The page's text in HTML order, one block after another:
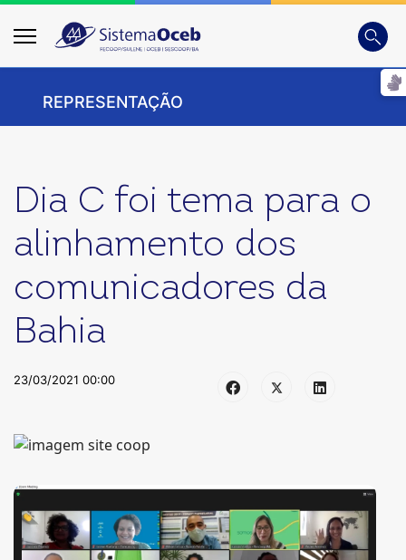
Busca
REPRESENTAÇÃO
Dia C foi tema para o
alinhamento dos
comunicadores da
Bahia
23/03/2021 00:00